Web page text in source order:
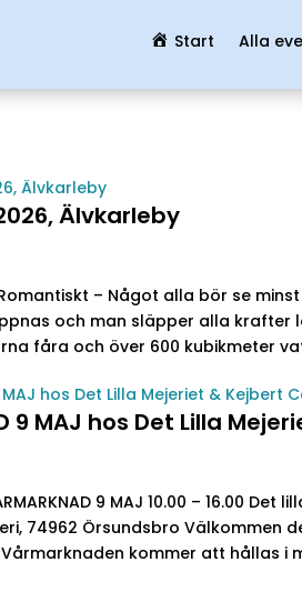
Start Alla
Älvkarleby
– Något alla bör se
och man släpper alla krafter
fåra och över 600 kubikmeter
9 MAJ hos Det Lilla
9 MAJ 10.00 – 16.00
74962 Örsundsbro
kommer att hållas i